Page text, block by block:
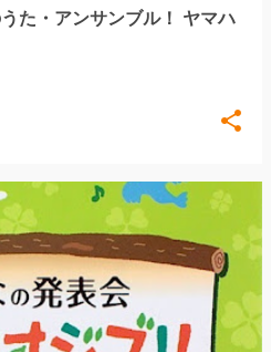
た・アンサンブル！ ヤマハ